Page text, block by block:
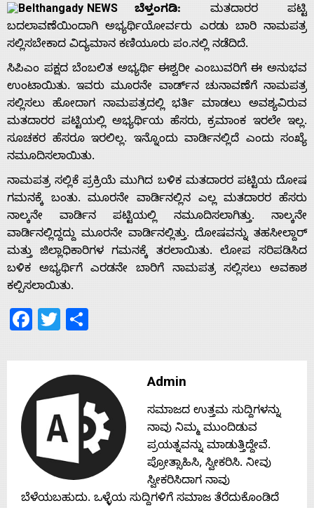
Home
About
ಬೆಳ್ತಂಗಡಿ: ಮತದಾರರ ಪಟ್ಟಿ
ಬದಲಾವಣೆಯಿಂದಾಗಿ ಅಭ್ಯರ್ಥಿಯೋರ್ವರು ಎರಡು ಬಾರಿ ನಾಮಪತ್ರ
ಸಲ್ಲಿಸಬೇಕಾದ ವಿದ್ಯಮಾನ ಕಣಿಯೂರು ಪಂ.ನಲ್ಲಿ ನಡೆದಿದೆ.
ಸಿಪಿಎಂ ಪಕ್ಷದ ಬೆಂಬಲಿತ ಅಭ್ಯರ್ಥಿ ಈಶ್ವರೀ ಎಂಬುವರಿಗೆ ಈ ಅನುಭವ
ಉಂಟಾಯಿತು. ಇವರು ಮೂರನೇ ವಾರ್ಡ್‌ನ ಚುನಾವಣೆಗೆ ನಾಮಪತ್ರ
ಸಲ್ಲಿಸಲು ಹೋದಾಗ ನಾಮಪತ್ರದಲ್ಲಿ ಭರ್ತಿ ಮಾಡಲು ಅವಶ್ಯವಿರುವ
ಮತದಾರರ ಪಟ್ಟಿಯಲ್ಲಿ ಅಭ್ಯರ್ಥಿಯ ಹೆಸರು, ಕ್ರಮಾಂಕ ಇರಲೇ ಇಲ್ಲ.
ಸೂಚಕರ ಹೆಸರೂ ಇರಲಿಲ್ಲ. ಇನ್ನೊಂದು ವಾರ್ಡಿನಲ್ಲಿದೆ ಎಂದು ಸಂಖ್ಯೆ
ನಮೂದಿಸಲಾಯಿತು.
ನಾಮಪತ್ರ ಸಲ್ಲಿಕೆ ಪ್ರಕ್ರಿಯೆ ಮುಗಿದ ಬಳಿಕ ಮತದಾರರ ಪಟ್ಟಿಯ ದೋಷ
ಗಮನಕ್ಕೆ ಬಂತು. ಮೂರನೇ ವಾರ್ಡಿನಲ್ಲಿನ ಎಲ್ಲ ಮತದಾರರ ಹೆಸರು
ನಾಲ್ಕನೇ ವಾರ್ಡಿನ ಪಟ್ಟಿಯಲ್ಲಿ ನಮೂದಿಸಲಾಗಿತ್ತು. ನಾಲ್ಕನೇ
ವಾರ್ಡಿನಲ್ಲಿದ್ದದ್ದು ಮೂರನೇ ವಾರ್ಡಿನಲ್ಲಿತ್ತು. ದೋಷವನ್ನು ತಹಸೀಲ್ದಾರ್
ಮತ್ತು ಜಿಲ್ಲಾಧಿಕಾರಿಗಳ ಗಮನಕ್ಕೆ ತರಲಾಯಿತು. ಲೋಪ ಸರಿಪಡಿಸಿದ
ಬಳಿಕ ಅಭ್ಯರ್ಥಿಗೆ ಎರಡನೇ ಬಾರಿಗೆ ನಾಮಪತ್ರ ಸಲ್ಲಿಸಲು ಅವಕಾಶ
ಕಲ್ಪಿಸಲಾಯಿತು.
Facebook
Twitter
Admin
ಸಮಾಜದ ಉತ್ತಮ ಸುದ್ದಿಗಳನ್ನು
ನಾವು ನಿಮ್ಮ ಮುಂದಿಡುವ
ಪ್ರಯತ್ನವನ್ನು ಮಾಡುತ್ತಿದ್ದೇವೆ.
ಪ್ರೋತ್ಸಾಹಿಸಿ, ಸ್ವೀಕರಿಸಿ. ನೀವು
ಸ್ವೀಕರಿಸಿದಾಗ ನಾವು
ಬೆಳೆಯಬಹುದು. ಒಳ್ಳೆಯ ಸುದ್ದಿಗಳಿಗೆ ಸಮಾಜ ತೆರೆದುಕೊಂಡಿದೆ